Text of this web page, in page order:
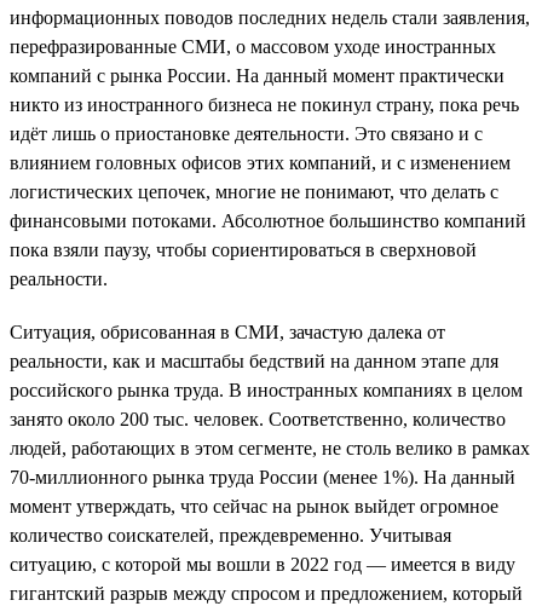
информационных поводов последних недель стали заявления,
перефразированные СМИ, о массовом уходе иностранных
компаний с рынка России. На данный момент практически
никто из иностранного бизнеса не покинул страну, пока речь
идёт лишь о приостановке деятельности. Это связано и с
влиянием головных офисов этих компаний, и с изменением
логистических цепочек, многие не понимают, что делать с
финансовыми потоками. Абсолютное большинство компаний
пока взяли паузу, чтобы сориентироваться в сверхновой
реальности.
Ситуация, обрисованная в СМИ, зачастую далека от
реальности, как и масштабы бедствий на данном этапе для
российского рынка труда. В иностранных компаниях в целом
занято около 200 тыс. человек. Соответственно, количество
людей, работающих в этом сегменте, не столь велико в рамках
70-миллионного рынка труда России (менее 1%). На данный
момент утверждать, что сейчас на рынок выйдет огромное
количество соискателей, преждевременно. Учитывая
ситуацию, с которой мы вошли в 2022 год — имеется в виду
гигантский разрыв между спросом и предложением, который